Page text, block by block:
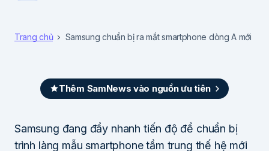
Trang chủ Samsung chuẩn bị ra mắt smartphone dòng A mới
Thêm SamNews vào nguồn ưu tiên
Samsung đang đẩy nhanh tiến độ để chuẩn bị
trình làng mẫu smartphone tầm trung thế hệ mới